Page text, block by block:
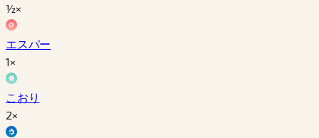
½×
エスパー
1×
こおり
2×